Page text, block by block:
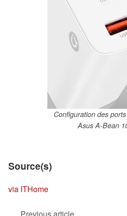
Configuration des
Asus A-Bean
Source(s)
via ITHome
Previous article